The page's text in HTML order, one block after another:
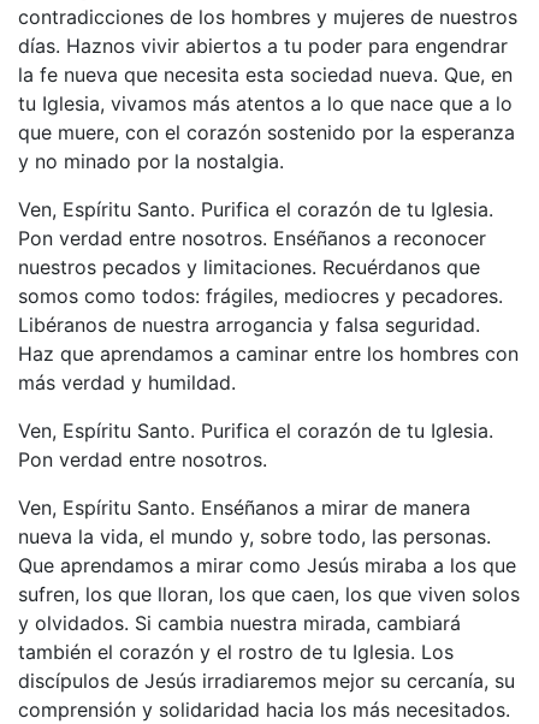
contradicciones de los hombres y mujeres de nuestros
días. Haznos vivir abiertos a tu poder para engendrar
la fe nueva que necesita esta sociedad nueva. Que, en
tu Iglesia, vivamos más atentos a lo que nace que a lo
que muere, con el corazón sostenido por la esperanza
y no minado por la nostalgia.
Ven, Espíritu Santo. Purifica el corazón de tu Iglesia.
Pon verdad entre nosotros. Enséñanos a reconocer
nuestros pecados y limitaciones. Recuérdanos que
somos como todos: frágiles, mediocres y pecadores.
Libéranos de nuestra arrogancia y falsa seguridad.
Haz que aprendamos a caminar entre los hombres con
más verdad y humildad.
Ven, Espíritu Santo. Purifica el corazón de tu Iglesia.
Pon verdad entre nosotros.
Ven, Espíritu Santo. Enséñanos a mirar de manera
nueva la vida, el mundo y, sobre todo, las personas.
Que aprendamos a mirar como Jesús miraba a los que
sufren, los que lloran, los que caen, los que viven solos
y olvidados. Si cambia nuestra mirada, cambiará
también el corazón y el rostro de tu Iglesia. Los
discípulos de Jesús irradiaremos mejor su cercanía, su
comprensión y solidaridad hacia los más necesitados.